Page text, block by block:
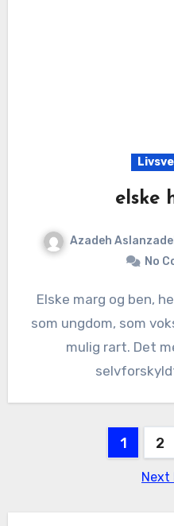
elske
Azadeh
No
Elske marg og ben, hele den en var som liten,
som ungdom, som
mulig rart. Det
1 2
Next